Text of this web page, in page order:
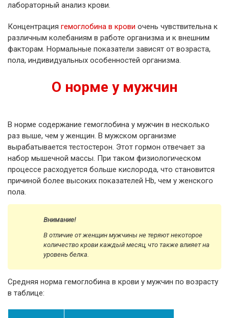
лабораторный анализ крови.
Концентрация гемоглобина в крови очень чувствительна к
различным колебаниям в работе организма и к внешним
факторам. Нормальные показатели зависят от возраста,
пола, индивидуальных особенностей организма.
О норме у мужчин
В норме содержание гемоглобина у мужчин в несколько
раз выше, чем у женщин. В мужском организме
вырабатывается тестостерон. Этот гормон отвечает за
набор мышечной массы. При таком физиологическом
процессе расходуется больше кислорода, что становится
причиной более высоких показателей Hb, чем у женского
пола.
Внимание!
В отличие от женщин мужчины не теряют некоторое
количество крови каждый месяц, что также влияет на
уровень белка.
Средняя норма гемоглобина в крови у мужчин по возрасту
в таблице: